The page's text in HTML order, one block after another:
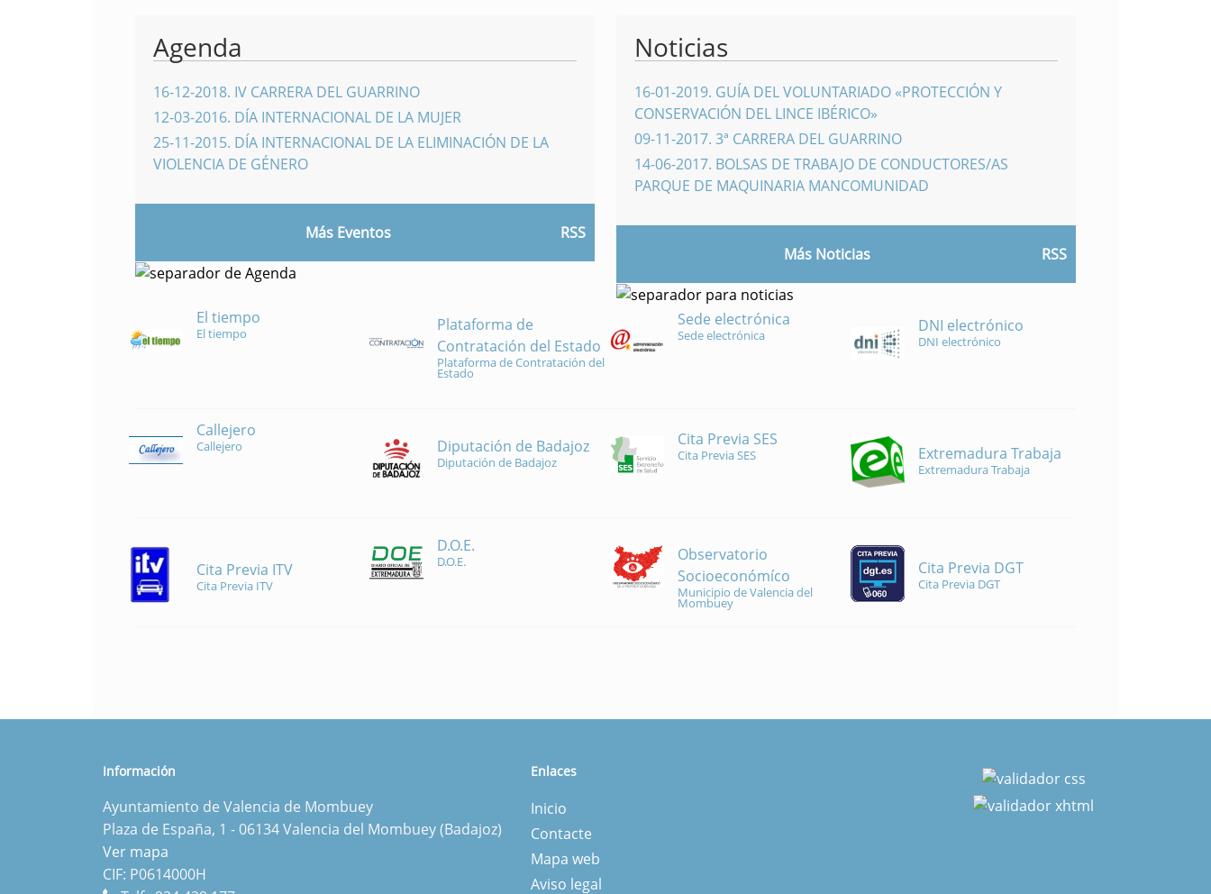
Agenda
16-12-2018. IV CARRERA DEL GUARRINO
12-03-2016. DÍA INTERNACIONAL DE LA MUJER
25-11-2015. DÍA INTERNACIONAL DE LA ELIMINACIÓN DE LA
VIOLENCIA DE GÉNERO
Más Eventos RSS
Noticias
16-01-2019. GUÍA DEL VOLUNTARIADO «PROTECCIÓN Y
CONSERVACIÓN DEL LINCE IBÉRICO»
09-11-2017. 3ª CARRERA DEL GUARRINO
14-06-2017. BOLSAS DE TRABAJO DE CONDUCTORES/AS
PARQUE DE MAQUINARIA MANCOMUNIDAD
Más Noticias RSS
El tiempo
El tiempo
Plataforma de
Contratación del Estado
Plataforma de Contratación del
Estado
Sede electrónica
Sede electrónica DNI electrónico
DNI electrónico
Callejero
Callejero Diputación de Badajoz
Diputación de Badajoz
Cita Previa SES
Cita Previa SES Extremadura Trabaja
Extremadura Trabaja
Cita Previa ITV
Cita Previa ITV
D.O.E.
D.O.E.
Observatorio
Socioeconómíco
Municipio de Valencia del
Mombuey
Cita Previa DGT
Cita Previa DGT
Información
Ayuntamiento de Valencia de Mombuey
Plaza de España, 1 - 06134 Valencia del Mombuey (Badajoz)
Ver mapa
CIF: P0614000H
Enlaces
Inicio
Contacte
Mapa web
Aviso legal